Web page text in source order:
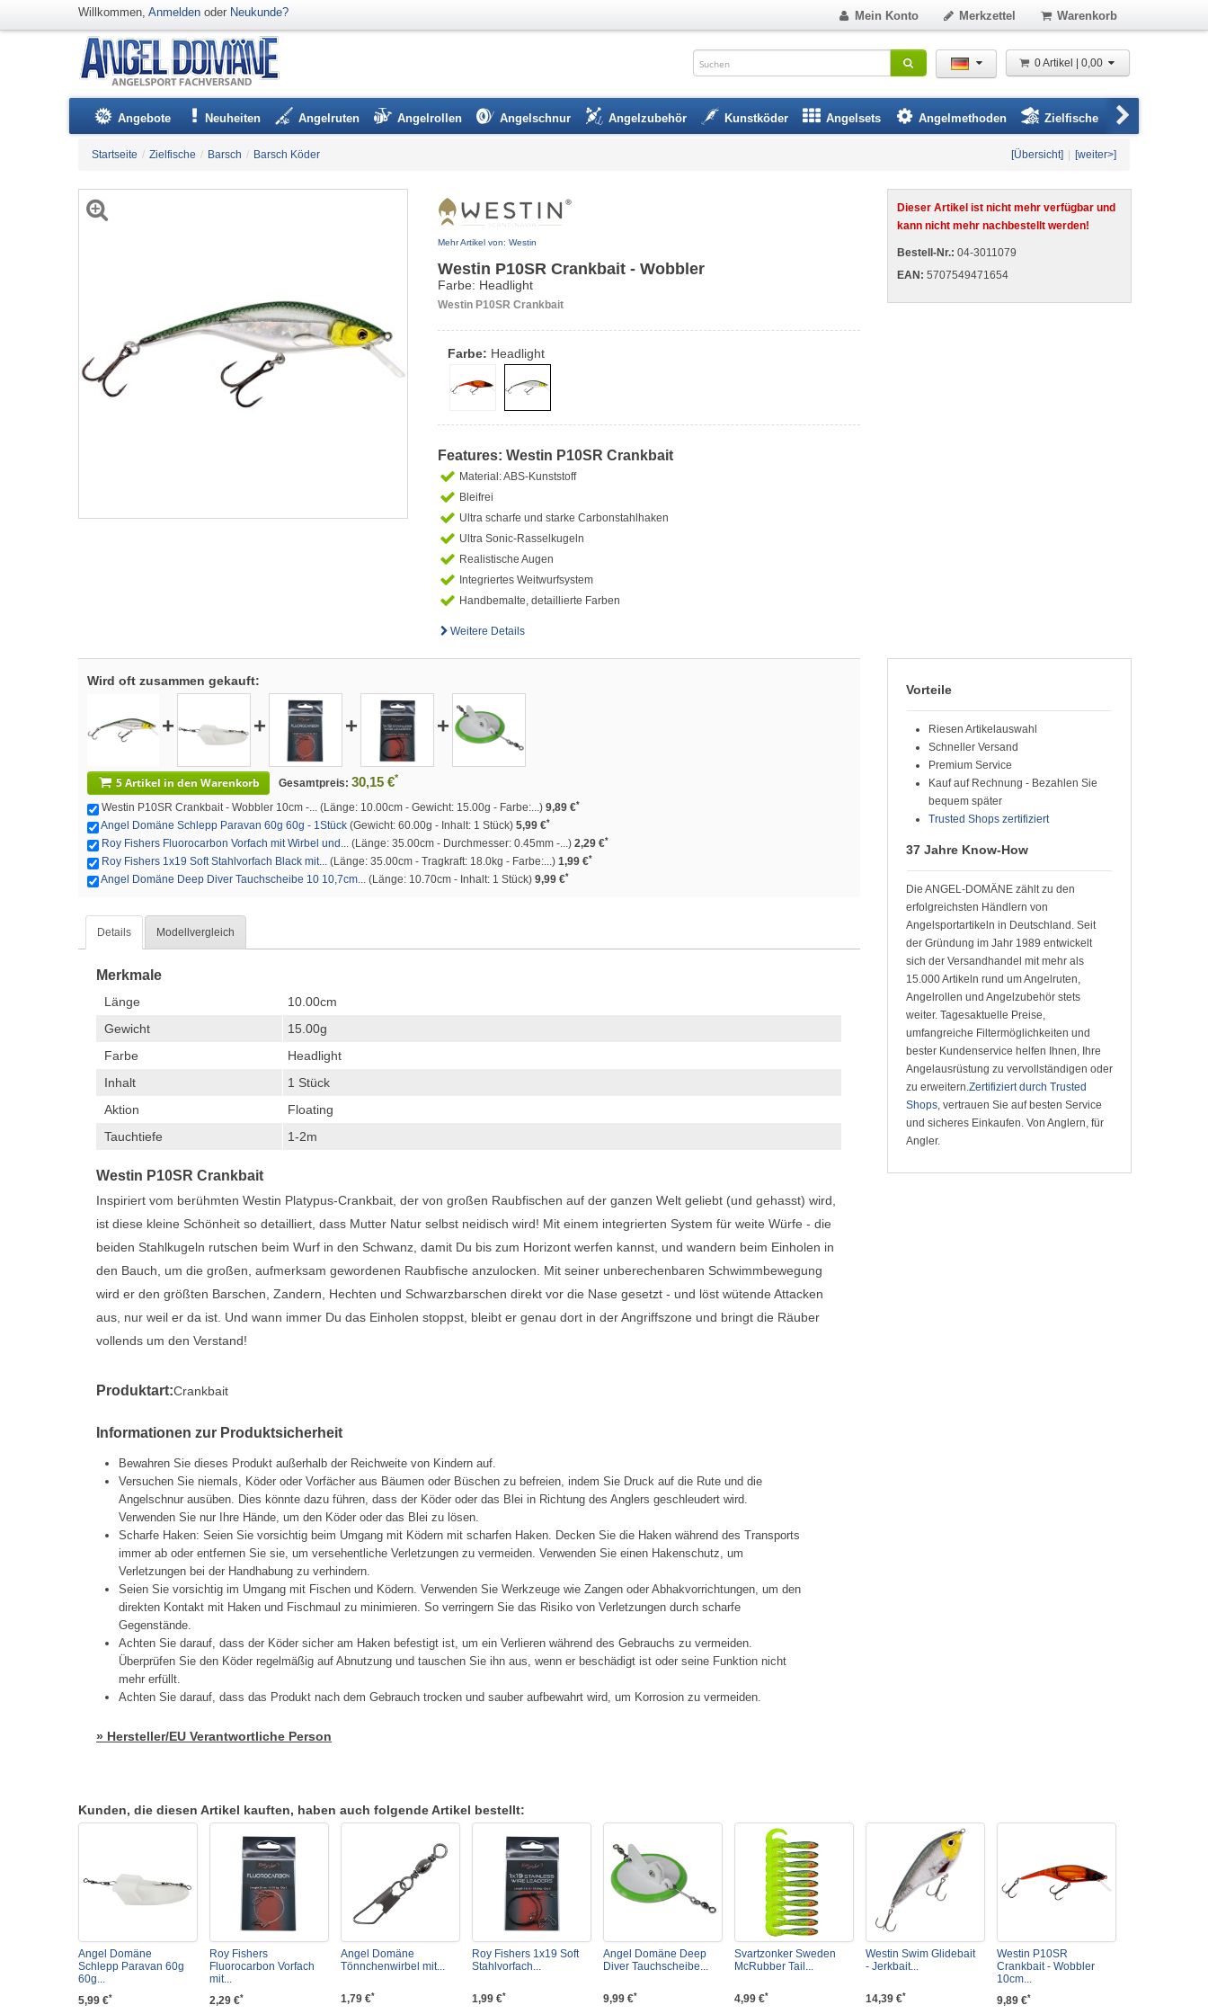
Willkommen, Anmelden oder Neukunde? Mein Konto Merkzettel Warenkorb
0 Artikel | 0,00
Angebote Neuheiten Angelruten Angelrollen Angelschnur Angelzubehör Kunstköder Angelsets Angelmethoden Zielfische
Startseite / Zielfische / Barsch / Barsch Köder [Übersicht] [weiter>]
Mehr Artikel von: Westin
Westin P10SR Crankbait - Wobbler
Farbe: Headlight
Westin P10SR Crankbait
Farbe: Headlight
Features: Westin P10SR Crankbait
Material: ABS-Kunststoff
Bleifrei
Ultra scharfe und starke Carbonstahlhaken
Ultra Sonic-Rasselkugeln
Realistische Augen
Integriertes Weitwurfsystem
Handbemalte, detaillierte Farben
Weitere Details
Dieser Artikel ist nicht mehr verfügbar und
kann nicht mehr nachbestellt werden!
Bestell-Nr.: 04-3011079
EAN: 5707549471654
Wird oft zusammen gekauft:
+ + + +
5 Artikel in den Warenkorb Gesamtpreis: 30,15 €*
Westin P10SR Crankbait - Wobbler 10cm -... (Länge: 10.00cm - Gewicht: 15.00g - Farbe:...) 9,89 €*
Angel Domäne Schlepp Paravan 60g 60g - 1Stück (Gewicht: 60.00g - Inhalt: 1 Stück) 5,99 €*
Roy Fishers Fluorocarbon Vorfach mit Wirbel und... (Länge: 35.00cm - Durchmesser: 0.45mm -...) 2,29 €*
Roy Fishers 1x19 Soft Stahlvorfach Black mit... (Länge: 35.00cm - Tragkraft: 18.0kg - Farbe:...) 1,99 €*
Angel Domäne Deep Diver Tauchscheibe 10 10,7cm... (Länge: 10.70cm - Inhalt: 1 Stück) 9,99 €*
Details Modellvergleich
Merkmale
Länge
10.00cm
Gewicht
15.00g
Farbe
Headlight
Inhalt
1 Stück
Aktion
Floating
Tauchtiefe
1-2m
Westin P10SR Crankbait
Inspiriert vom berühmten Westin Platypus-Crankbait, der von großen Raubfischen auf der ganzen Welt geliebt (und gehasst) wird,
ist diese kleine Schönheit so detailliert, dass Mutter Natur selbst neidisch wird! Mit einem integrierten System für weite Würfe - die
beiden Stahlkugeln rutschen beim Wurf in den Schwanz, damit Du bis zum Horizont werfen kannst, und wandern beim Einholen in
den Bauch, um die großen, aufmerksam gewordenen Raubfische anzulocken. Mit seiner unberechenbaren Schwimmbewegung
wird er den größten Barschen, Zandern, Hechten und Schwarzbarschen direkt vor die Nase gesetzt - und löst wütende Attacken
aus, nur weil er da ist. Und wann immer Du das Einholen stoppst, bleibt er genau dort in der Angriffszone und bringt die Räuber
vollends um den Verstand!
Produktart:Crankbait
Informationen zur Produktsicherheit
Bewahren Sie dieses Produkt außerhalb der Reichweite von Kindern auf.
Versuchen Sie niemals, Köder oder Vorfächer aus Bäumen oder Büschen zu befreien, indem Sie Druck auf die Rute und die
Angelschnur ausüben. Dies könnte dazu führen, dass der Köder oder das Blei in Richtung des Anglers geschleudert wird.
Verwenden Sie nur Ihre Hände, um den Köder oder das Blei zu lösen.
Scharfe Haken: Seien Sie vorsichtig beim Umgang mit Ködern mit scharfen Haken. Decken Sie die Haken während des Transports
immer ab oder entfernen Sie sie, um versehentliche Verletzungen zu vermeiden. Verwenden Sie einen Hakenschutz, um
Verletzungen bei der Handhabung zu verhindern.
Seien Sie vorsichtig im Umgang mit Fischen und Ködern. Verwenden Sie Werkzeuge wie Zangen oder Abhakvorrichtungen, um den
direkten Kontakt mit Haken und Fischmaul zu minimieren. So verringern Sie das Risiko von Verletzungen durch scharfe
Gegenstände.
Achten Sie darauf, dass der Köder sicher am Haken befestigt ist, um ein Verlieren während des Gebrauchs zu vermeiden.
Überprüfen Sie den Köder regelmäßig auf Abnutzung und tauschen Sie ihn aus, wenn er beschädigt ist oder seine Funktion nicht
mehr erfüllt.
Achten Sie darauf, dass das Produkt nach dem Gebrauch trocken und sauber aufbewahrt wird, um Korrosion zu vermeiden.
» Hersteller/EU Verantwortliche Person
Vorteile
Riesen Artikelauswahl
Schneller Versand
Premium Service
Kauf auf Rechnung - Bezahlen Sie
bequem später
Trusted Shops zertifiziert
37 Jahre Know-How
Die ANGEL-DOMÄNE zählt zu den
erfolgreichsten Händlern von
Angelsportartikeln in Deutschland. Seit
der Gründung im Jahr 1989 entwickelt
sich der Versandhandel mit mehr als
15.000 Artikeln rund um Angelruten,
Angelrollen und Angelzubehör stets
weiter. Tagesaktuelle Preise,
umfangreiche Filtermöglichkeiten und
bester Kundenservice helfen Ihnen, Ihre
Angelausrüstung zu vervollständigen oder
zu erweitern.Zertifiziert durch Trusted
Shops, vertrauen Sie auf besten Service
und sicheres Einkaufen. Von Anglern, für
Angler.
Kunden, die diesen Artikel kauften, haben auch folgende Artikel bestellt:
Angel Domäne
Schlepp Paravan 60g
60g...
5,99 €*
Roy Fishers
Fluorocarbon Vorfach
mit...
2,29 €*
Angel Domäne
Tönnchenwirbel mit...
1,79 €*
Roy Fishers 1x19 Soft
Stahlvorfach...
1,99 €*
Angel Domäne Deep
Diver Tauchscheibe...
9,99 €*
Svartzonker Sweden
McRubber Tail...
4,99 €*
Westin Swim Glidebait
- Jerkbait...
14,39 €*
Westin P10SR
Crankbait - Wobbler
10cm...
9,89 €*